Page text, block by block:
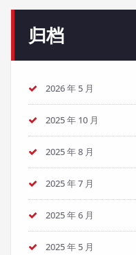
归档
2026 年 5 月
2025 年 10 月
2025 年 8 月
2025 年 7 月
2025 年 6 月
2025 年 5 月